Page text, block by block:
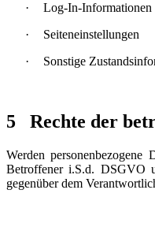
·
Log-In-Informationen
·
Seiteneinstellungen
·
Sonstige
5 Rechte der
Werden
Betroffener i.S.d. DSGVO
gegenüber dem